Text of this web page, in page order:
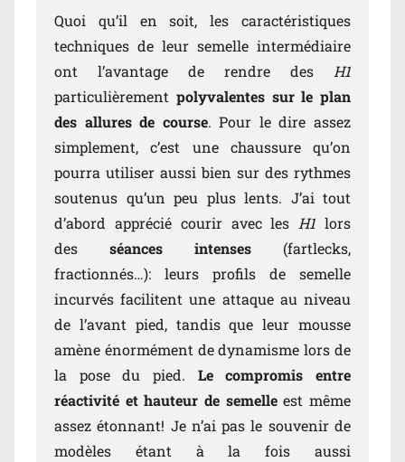
Quoi qu’il en soit, les caractéristiques
techniques de leur semelle intermédiaire
ont l’avantage de rendre des H1
particulièrement polyvalentes sur le plan
des allures de course. Pour le dire assez
simplement, c’est une chaussure qu’on
pourra utiliser aussi bien sur des rythmes
soutenus qu’un peu plus lents. J’ai tout
d’abord apprécié courir avec les H1lors
des séances intenses (fartlecks,
fractionnés…): leurs profils de semelle
incurvés facilitent une attaque au niveau
de l’avant pied, tandis que leur mousse
amène énormément de dynamisme lors de
la pose du pied. Le compromis entre
réactivité et hauteur de semelleest même
assez étonnant! Je n’ai pas le souvenir de
modèles étant à la fois aussi